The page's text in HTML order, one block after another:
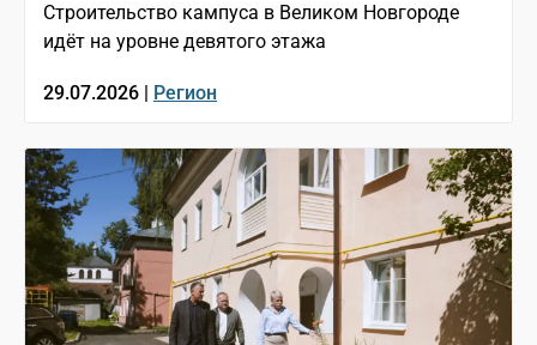
Строительство кампуса в Великом Новгороде
идёт на уровне девятого этажа
29.07.2026 | Регион